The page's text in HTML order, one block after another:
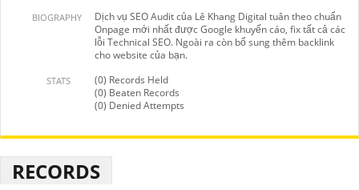
BIOGRAPHY
Dịch vụ SEO Audit của Lê Khang Digital tuân theo chuẩn
Onpage mới nhất được Google khuyến cáo, fix tất cả các
lỗi Technical SEO. Ngoài ra còn bổ sung thêm backlink
cho website của bạn.
STATS
(0) Records Held
(0) Beaten Records
(0) Denied Attempts
RECORDS